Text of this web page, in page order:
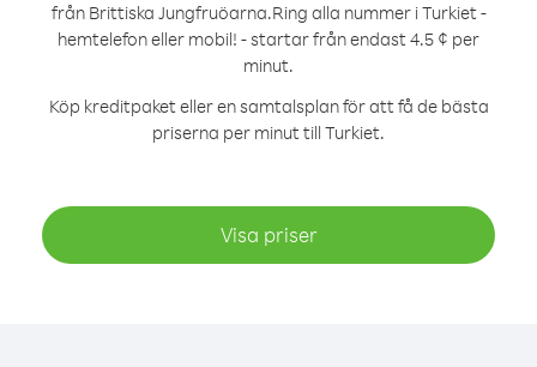
från Brittiska Jungfruöarna.Ring alla nummer i Turkiet -
hemtelefon eller mobil! - startar från endast 4.5 ¢ per
minut.
Köp kreditpaket eller en samtalsplan för att få de bästa
priserna per minut till Turkiet.
Visa priser